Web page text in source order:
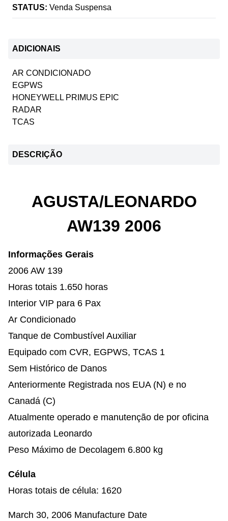
STATUS: Venda Suspensa
ADICIONAIS
AR CONDICIONADO
EGPWS
HONEYWELL PRIMUS EPIC
RADAR
TCAS
DESCRIÇÃO
AGUSTA/LEONARDO
AW139 2006
Informações Gerais
2006 AW 139
Horas totais 1.650 horas
Interior VIP para 6 Pax
Ar Condicionado
Tanque de Combustível Auxiliar
Equipado com CVR, EGPWS, TCAS 1
Sem Histórico de Danos
Anteriormente Registrada nos EUA (N) e no
Canadá (C)
Atualmente operado e manutenção de por oficina
autorizada Leonardo
Peso Máximo de Decolagem 6.800 kg
Célula
Horas totais de célula: 1620
March 30, 2006 Manufacture Date